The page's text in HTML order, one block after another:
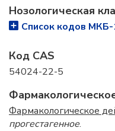
Нозологическая
Список кодов
Код CAS
54024-22-5
Фармакологическое
прогестагенное.